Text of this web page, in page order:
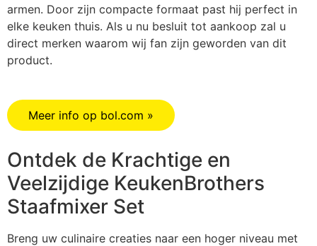
armen. Door zijn compacte formaat past hij perfect in
elke keuken thuis. Als u nu besluit tot aankoop zal u
direct merken waarom wij fan zijn geworden van dit
product.
Meer info op bol.com »
Ontdek de Krachtige en
Veelzijdige KeukenBrothers
Staafmixer Set
Breng uw culinaire creaties naar een hoger niveau met